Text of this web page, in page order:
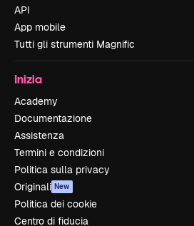
API
App mobile
Tutti gli strumenti Magnific
Inizia
Academy
Documentazione
Assistenza
Termini e condizioni
Politica sulla privacy
Originali New
Politica dei cookie
Centro di fiducia